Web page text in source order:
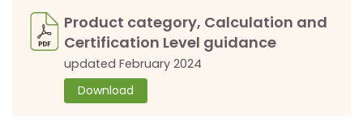
Product category, Calculation and
Certification Level guidance
updated February 2024
Download